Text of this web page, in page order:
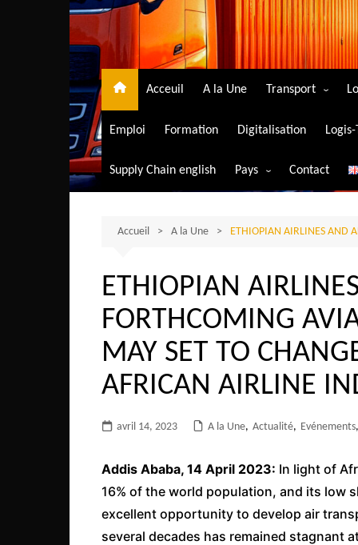
Acceuil A la Une Transport
Transport aérien
Transport
Transport routier
Emploi Formation Digitalisation
Supply Chain english Pays
Algérie
Bénin
Burkina-Faso
Burundi
Cameroun
Centrafrique
Côte d’Ivoire
Djibouti
Egypte
Contact
Accueil A la Une ETHIOPIAN AIRLINES AND
ETHIOPIAN
FORTHCOMING
MAY SET TO
AFRICAN AIRLINE
avril 14, 2023 A la Une, Actualité, Evénements,
Addis Ababa, 14 April 2023: In light of
16% of the world population, and its low
excellent opportunity to develop air
several decades has remained stagnant